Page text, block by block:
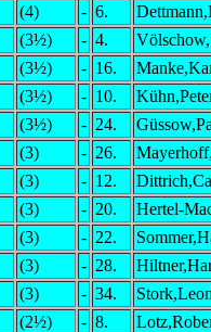
(4) - 6.
(3½) - 4.
(3½) - 16.
(3½) - 10.
(3½) - 24.
(3) - 26.
(3) - 12.
(3) - 20.
Hertel-
(3) - 22.
(3) - 28.
(3) - 34.
(2½) - 8.